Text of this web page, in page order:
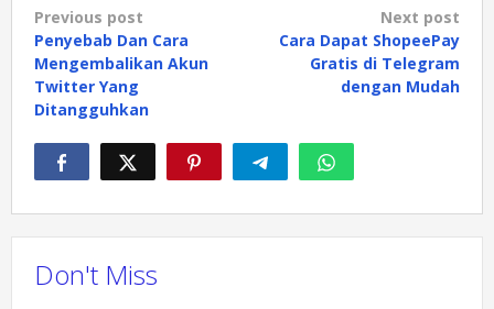
Post
navigation
Previous post
Penyebab Dan Cara
Mengembalikan Akun
Twitter Yang
Ditangguhkan
Next post
Cara Dapat ShopeePay
Gratis di Telegram
dengan Mudah
Don't Miss